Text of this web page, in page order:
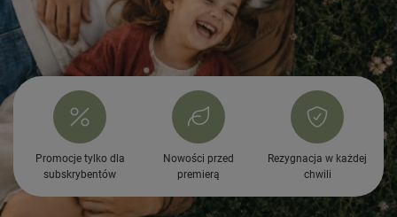
Promocje tylko dla
subskrybentów
Nowości przed
premierą
Rezygnacja w każdej
chwili